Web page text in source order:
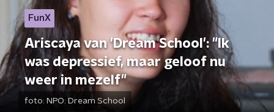
FunX
Ariscaya van 'Dream School': "Ik
was depressief, maar geloof nu
weer in mezelf"
foto: NPO: Dream School